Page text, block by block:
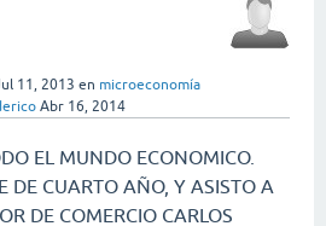
11, 2013 en microeconomía
Abr 16, 2014
EL MUNDO ECONOMICO.
DE CUARTO AÑO, Y ASISTO A
DE COMERCIO CARLOS